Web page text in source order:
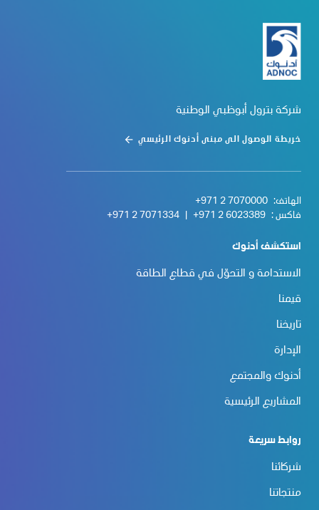
شركة بترول أبوظبي الوطنية
خريطة الوصول الى مبنى أدنوك الرئيسي
الهاتف: +971 2 7070000
فاكس : +971 2 6023389
+971 2 7071334
استكشف أدنوك
الاستدامة و التحوّل في قطاع الطاقة
قيمنا
تاريخنا
الإدارة
أدنوك والمجتمع
المشاريع الرئيسية
روابط سريعة
شركائنا
منتجاتنا